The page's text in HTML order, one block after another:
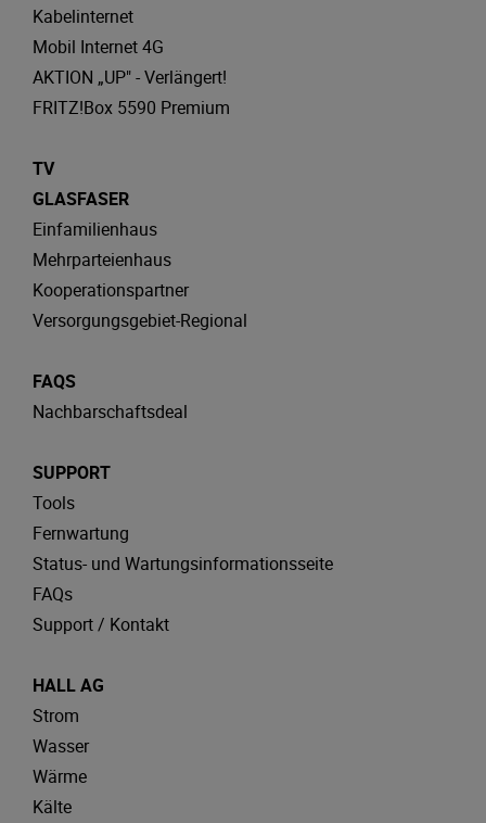
Kabelinternet
Mobil Internet 4G
AKTION „UP" - Verlängert!
FRITZ!Box 5590 Premium
TV
GLASFASER
Einfamilienhaus
Mehrparteienhaus
Kooperationspartner
Versorgungsgebiet-Regional
FAQS
Nachbarschaftsdeal
SUPPORT
Tools
Fernwartung
Status- und Wartungsinformationsseite
FAQs
Support / Kontakt
HALL AG
Strom
Wasser
Wärme
Kälte